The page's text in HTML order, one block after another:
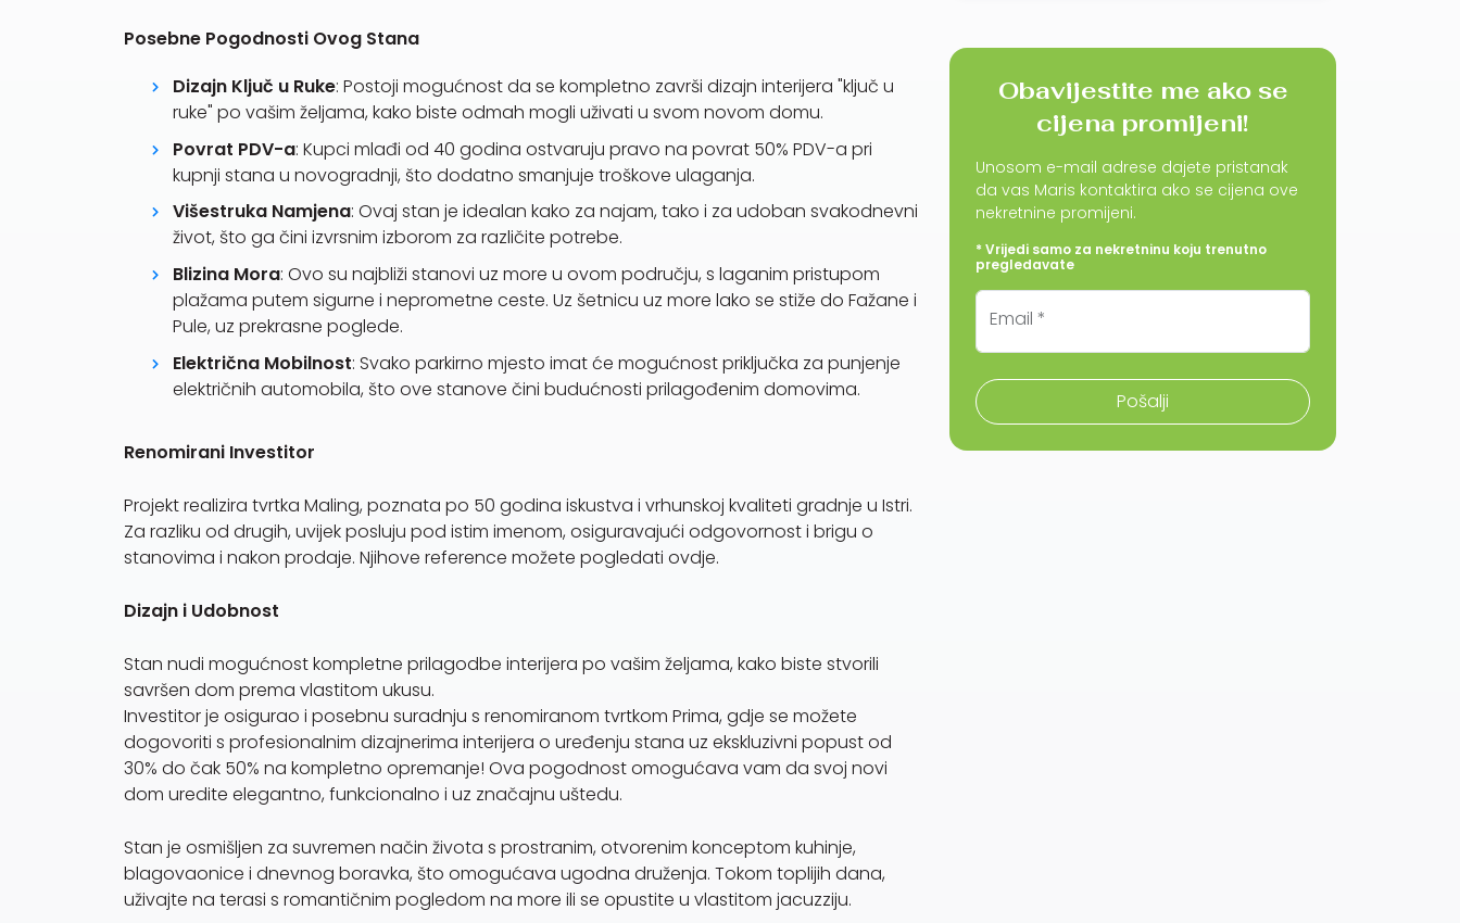
Posebne Pogodnosti Ovog Stana
Dizajn Ključ u Ruke: Postoji mogućnost da se kompletno završi dizajn interijera "ključ u
ruke" po vašim željama, kako biste odmah mogli uživati u svom novom domu.
Povrat PDV-a: Kupci mlađi od 40 godina ostvaruju pravo na povrat 50% PDV-a pri
kupnji stana u novogradnji, što dodatno smanjuje troškove ulaganja.
Višestruka Namjena: Ovaj stan je idealan kako za najam, tako i za udoban svakodnevni
život, što ga čini izvrsnim izborom za različite potrebe.
Blizina Mora: Ovo su najbliži stanovi uz more u ovom području, s laganim pristupom
plažama putem sigurne i neprometne ceste. Uz šetnicu uz more lako se stiže do Fažane i
Pule, uz prekrasne poglede.
Električna Mobilnost: Svako parkirno mjesto imat će mogućnost priključka za punjenje
električnih automobila, što ove stanove čini budućnosti prilagođenim domovima.
Renomirani Investitor
Projekt realizira tvrtka Maling, poznata po 50 godina iskustva i vrhunskoj kvaliteti gradnje u Istri.
Za razliku od drugih, uvijek posluju pod istim imenom, osiguravajući odgovornost i brigu o
stanovima i nakon prodaje. Njihove reference možete pogledati ovdje.
Dizajn i Udobnost
Stan nudi mogućnost kompletne prilagodbe interijera po vašim željama, kako biste stvorili
savršen dom prema vlastitom ukusu.
Investitor je osigurao i posebnu suradnju s renomiranom tvrtkom Prima, gdje se možete
dogovoriti s profesionalnim dizajnerima interijera o uređenju stana uz ekskluzivni popust od
30% do čak 50% na kompletno opremanje! Ova pogodnost omogućava vam da svoj novi
dom uredite elegantno, funkcionalno i uz značajnu uštedu.
Stan je osmišljen za suvremen način života s prostranim, otvorenim konceptom kuhinje,
blagovaonice i dnevnog boravka, što omogućava ugodna druženja. Tokom toplijih dana,
uživajte na terasi s romantičnim pogledom na more ili se opustite u vlastitom jacuzziju.
Obavijestite me ako se
cijena promijeni!
Unosom e-mail adrese dajete pristanak
da vas Maris kontaktira ako se cijena ove
nekretnine promijeni.
* Vrijedi samo za nekretninu koju trenutno
pregledavate
Email *
Pošalji